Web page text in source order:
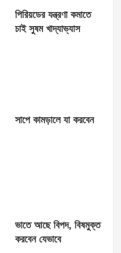
পিরিয়ডের যন্ত্রণা কমাতে
চাই সুষম খাদ্যাভ্যাস
সাপে কামড়ালে যা করবেন
ভাতে আছে বিপদ, বিষমুক্ত
করবেন যেভাবে